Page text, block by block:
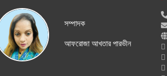
সম্পাদক
আফরোজা আখতার পারভীন